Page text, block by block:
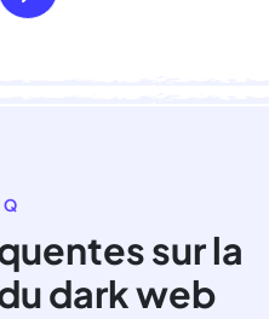
sur la
dark web